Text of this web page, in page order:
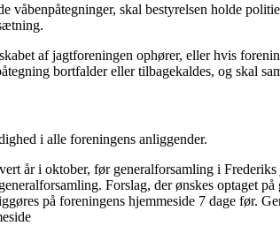
våbenpåtegninger, skal bestyrelsen holde
af jagtforeningen ophører, eller hvis
bortfalder eller tilbagekaldes, og skal
i alle foreningens anliggender.
år i oktober, før generalforsamling i
Forslag, der ønskes optaget
på foreningens hjemmeside 7 dage før.